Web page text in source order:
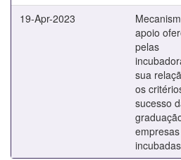
19-Apr-2023
apoio
pelas
sua
os
sucesso
empresas
incubadas